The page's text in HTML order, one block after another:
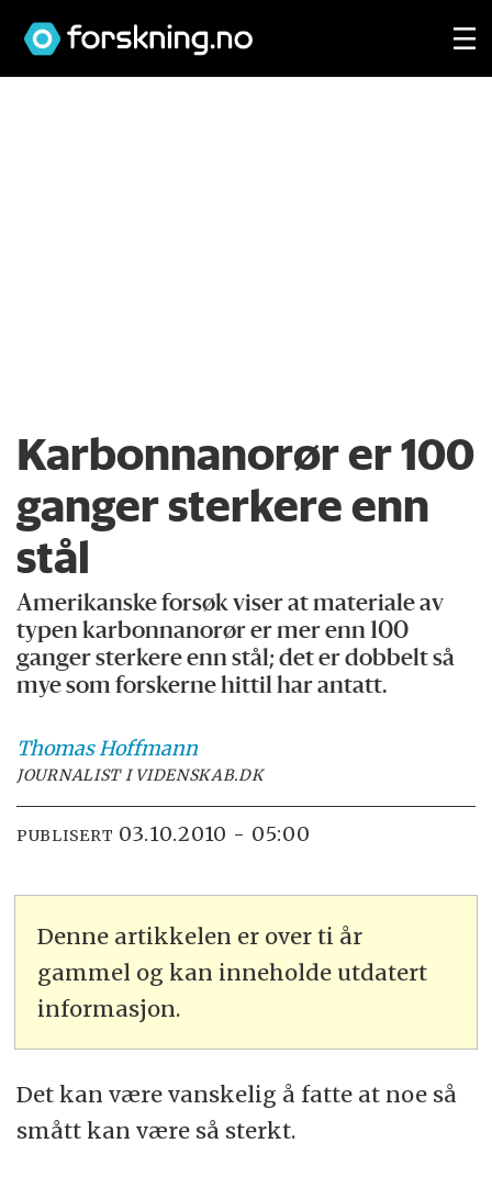
Karbonnanorør er 100
ganger sterkere enn
stål
Amerikanske forsøk viser at materiale av
typen karbonnanorør er mer enn 100
ganger sterkere enn stål; det er dobbelt så
mye som forskerne hittil har antatt.
ThomasHoffmann
JOURNALIST I VIDENSKAB.DK
PUBLISERT 03.10.2010 - 05:00
Denne artikkelen er over ti år
gammel og kan inneholde utdatert
informasjon.
Det kan være vanskelig å fatte at noe så
smått kan være så sterkt.